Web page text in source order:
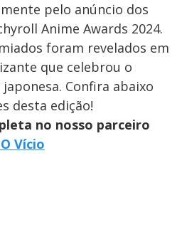
pelo anúncio dos
Anime Awards 2024.
foram revelados em
que celebrou o
Confira abaixo
desta edição!
no nosso parceiro
Vício